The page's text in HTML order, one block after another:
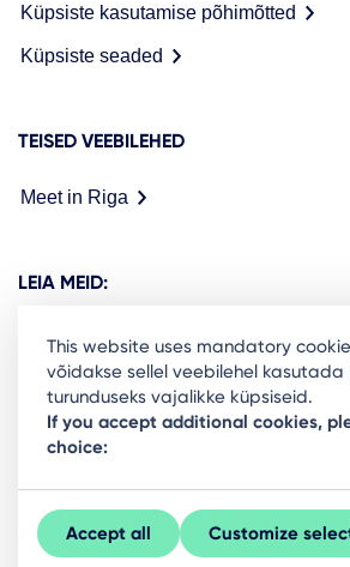
Küpsiste kasutamise põhimõtted
Küpsiste seaded
TEISED VEEBILEHED
Meet in Riga
LEIA MEID:
Ready to stay in the loop on
community? Subscribe to our
Sign Up
This website uses mandatory
võidakse sellel veebilehel
turunduseks vajalikke küpsiseid.
If you accept additional cookies,
choice:
Accept all Customize